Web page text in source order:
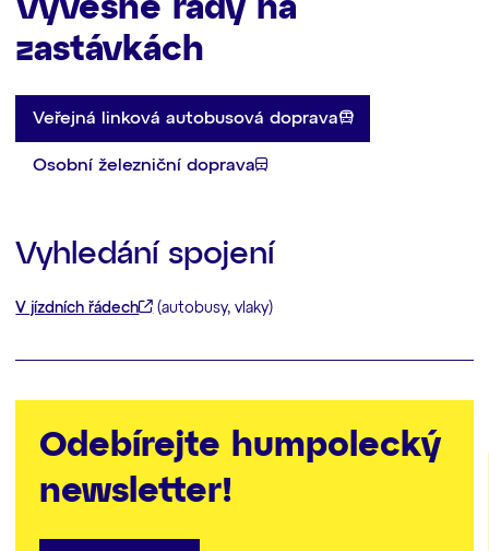
Vývěsné řády na
zastávkách
Veřejná linková autobusová doprava
Osobní železniční doprava
Vyhledání spojení
V jízdních řádech (autobusy, vlaky)
Odebírejte humpolecký
newsletter!